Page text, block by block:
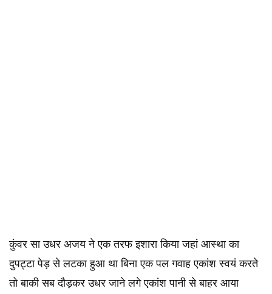
कुंवर सा उधर अजय ने एक तरफ इशारा किया जहां आस्था का
दुपट्टा पेड़ से लटका हुआ था बिना एक पल गवाह एकांश स्वयं करते
तो बाकी सब दौड़कर उधर जाने लगे एकांश पानी से बाहर आया